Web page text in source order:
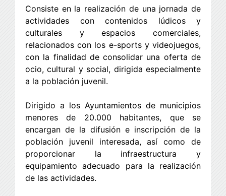
Consiste en la realización de una jornada de
actividades con contenidos lúdicos y
culturales y espacios comerciales,
relacionados con los e-sports y videojuegos,
con la finalidad de consolidar una oferta de
ocio, cultural y social, dirigida especialmente
a la población juvenil.
Dirigido a los Ayuntamientos de municipios
menores de 20.000 habitantes, que se
encargan de la difusión e inscripción de la
población juvenil interesada, así como de
proporcionar la infraestructura y
equipamiento adecuado para la realización
de las actividades.